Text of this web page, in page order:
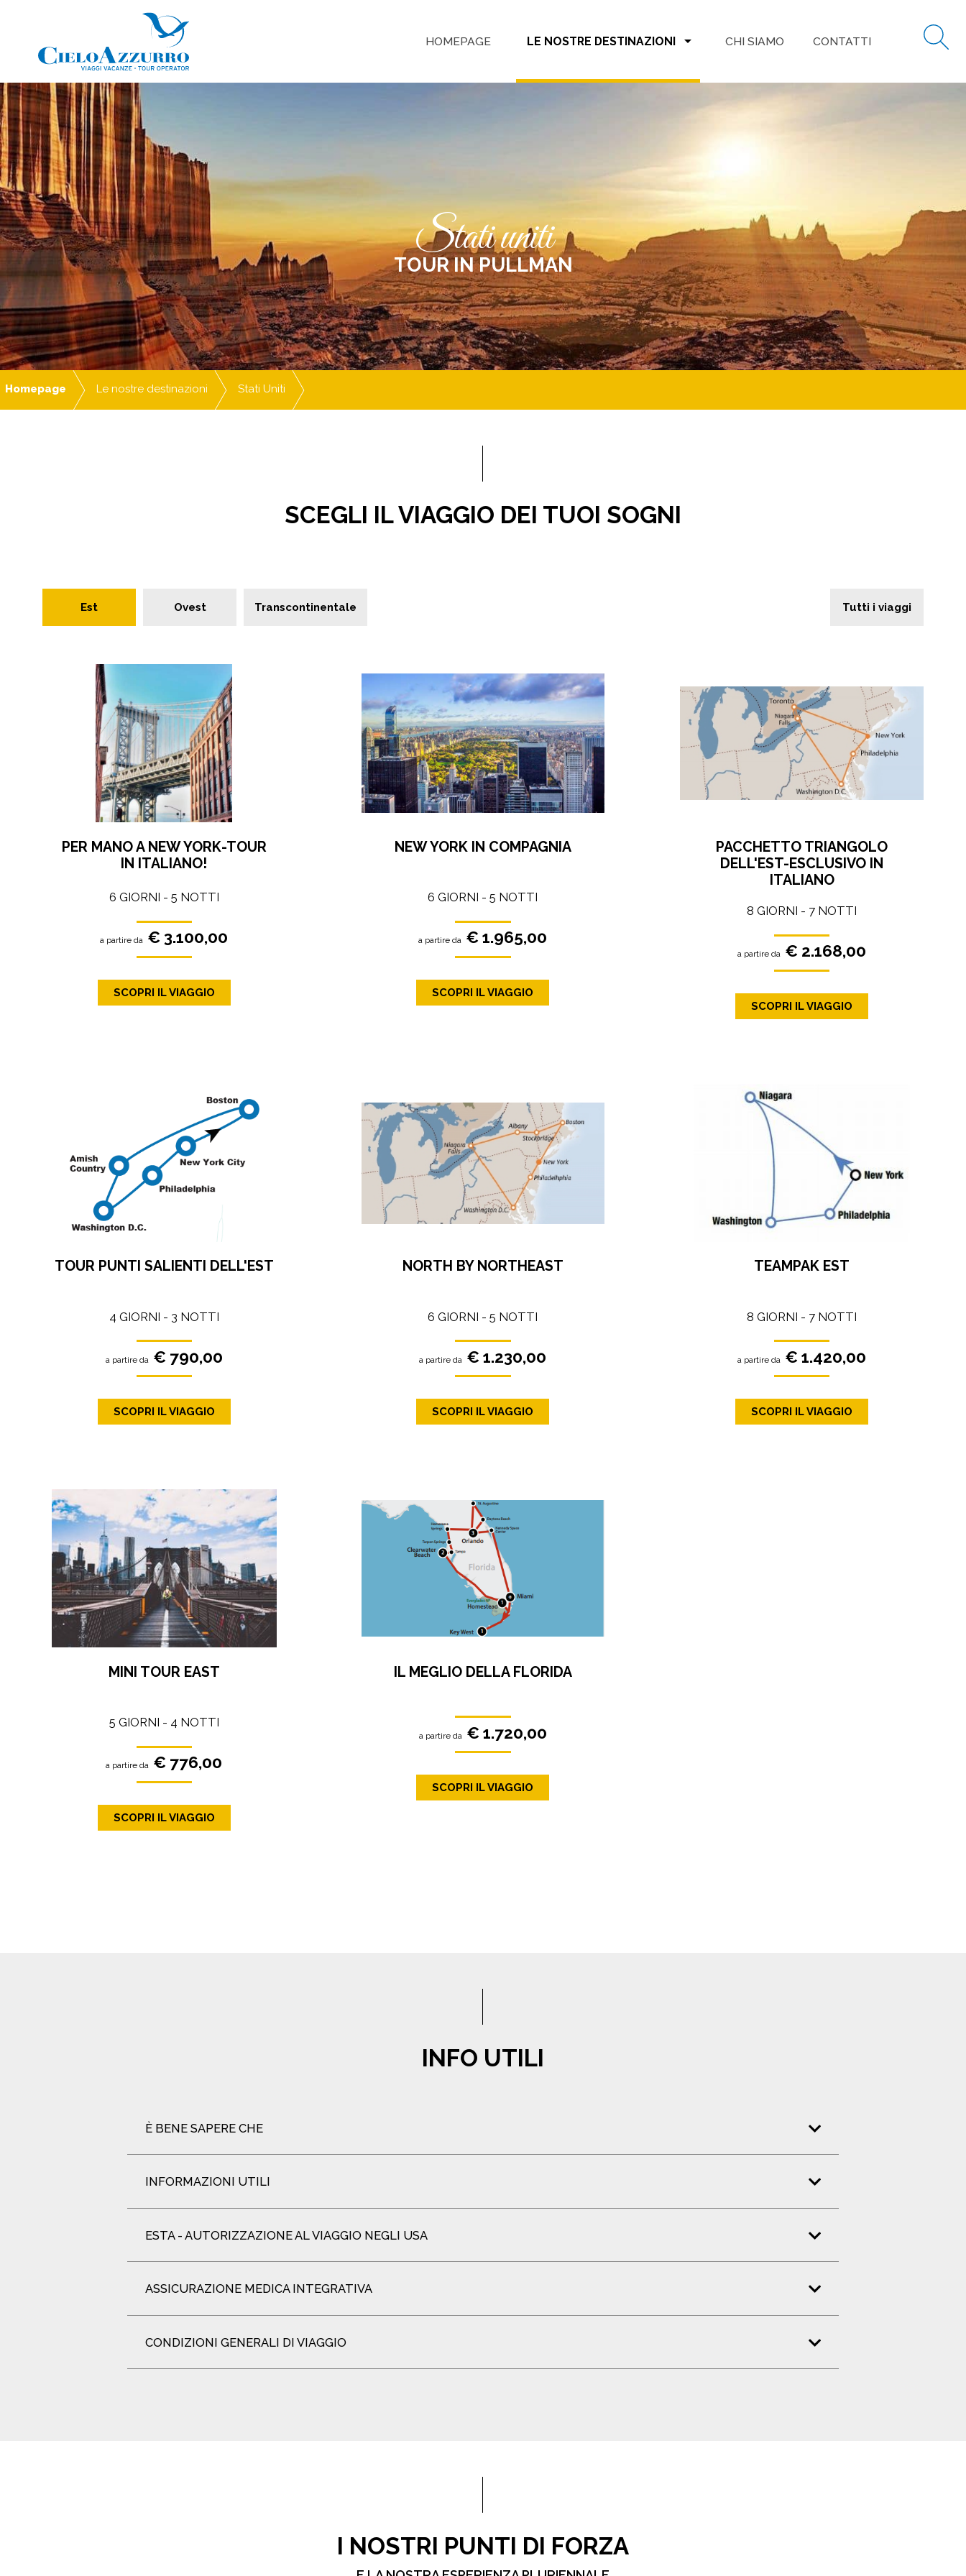
HOMEPAGE LE NOSTRE DESTINAZIONI arrow_drop_down CHI SIAMO CONTATTI
stati uniti
TOUR IN PULLMAN
Homepage Le nostre destinazioni Stati Uniti
SCEGLI IL VIAGGIO DEI TUOI SOGNI
Est Ovest Transcontinentale Tutti i viaggi
PER MANO A NEW YORK-TOUR
IN ITALIANO!
6 GIORNI - 5 NOTTI
a partire da € 3.100,00
SCOPRI IL VIAGGIO
NEW YORK IN COMPAGNIA
6 GIORNI - 5 NOTTI
a partire da € 1.965,00
SCOPRI IL VIAGGIO
PACCHETTO TRIANGOLO
DELL'EST-ESCLUSIVO IN
ITALIANO
8 GIORNI - 7 NOTTI
a partire da € 2.168,00
SCOPRI IL VIAGGIO
TOUR PUNTI SALIENTI DELL'EST
4 GIORNI - 3 NOTTI
a partire da € 790,00
SCOPRI IL VIAGGIO
NORTH BY NORTHEAST
6 GIORNI - 5 NOTTI
a partire da € 1.230,00
SCOPRI IL VIAGGIO
TEAMPAK EST
8 GIORNI - 7 NOTTI
a partire da € 1.420,00
SCOPRI IL VIAGGIO
MINI TOUR EAST
5 GIORNI - 4 NOTTI
a partire da € 776,00
SCOPRI IL VIAGGIO
IL MEGLIO DELLA FLORIDA
a partire da € 1.720,00
SCOPRI IL VIAGGIO
INFO UTILI
È BENE SAPERE CHE
INFORMAZIONI UTILI
ESTA - AUTORIZZAZIONE AL VIAGGIO NEGLI USA
ASSICURAZIONE MEDICA INTEGRATIVA
CONDIZIONI GENERALI DI VIAGGIO
I NOSTRI PUNTI DI FORZA